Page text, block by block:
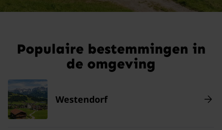
Populaire bestemmingen in
de omgeving
Westendorf